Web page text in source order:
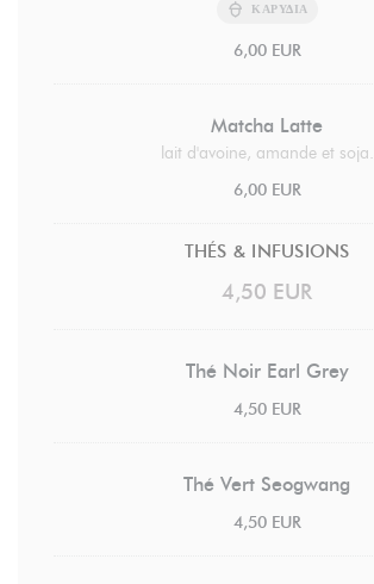
ΚΑΡΎΔΙΑ
6,00 EUR
Matcha Latte
lait d'avoine, amande et soja.
6,00 EUR
THÉS & INFUSIONS
4,50 EUR
Thé Noir Earl Grey
4,50 EUR
Thé Vert Seogwang
4,50 EUR